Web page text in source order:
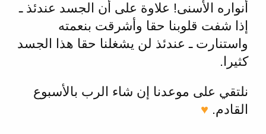
أنواره الأسنى! علاوة على أن الجسد عندئذ ـ
إذا شفت قلوبنا حقا وأشرقت بنعمته
واستنارت ـ عندئذ لن يشغلنا حقا هذا الجسد
كثيرا.
نلتقي على موعدنا إن شاء الرب بالأسبوع
القادم. ♥